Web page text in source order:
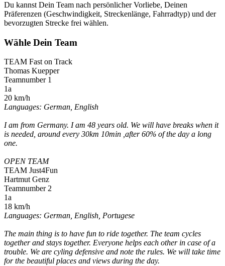
Du kannst Dein Team nach persönlicher Vorliebe, Deinen
Präferenzen (Geschwindigkeit, Streckenlänge, Fahrradtyp) und der
bevorzugten Strecke frei wählen.
Wähle Dein Team
TEAM Fast on Track
Thomas Kuepper
Teamnumber 1
1a
20 km/h
Languages: German, English
I am from Germany. I am 48 years old. We will have breaks when it
is needed, around every 30km 10min ,after 60% of the day a long
one.
OPEN TEAM
TEAM Just4Fun
Hartmut Genz
Teamnumber 2
1a
18 km/h
Languages: German, English, Portugese
The main thing is to have fun to ride together. The team cycles
together and stays together. Everyone helps each other in case of a
trouble. We are cyling defensive and note the rules. We will take time
for the beautiful places and views during the day.